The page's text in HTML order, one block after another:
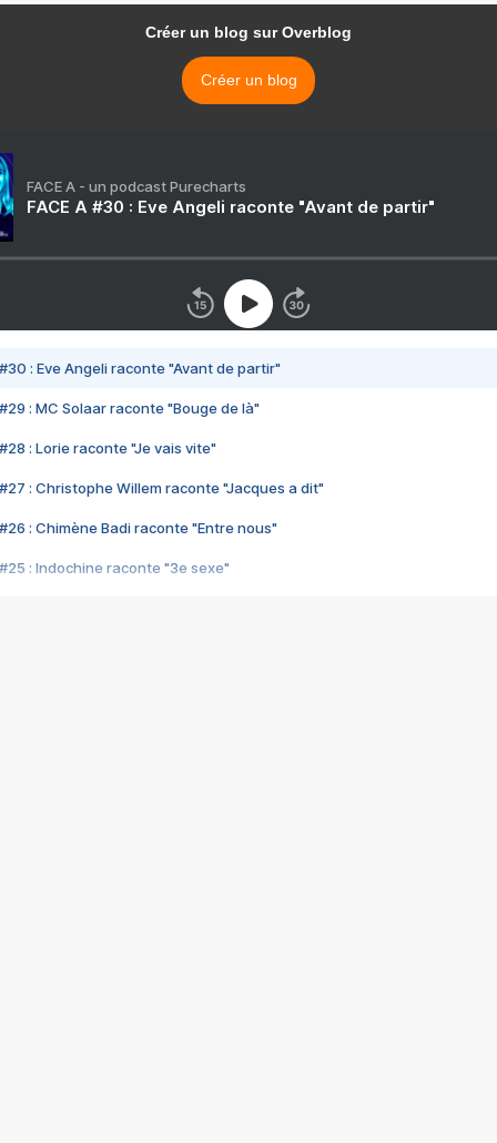
Créer un blog sur Overblog
Créer un blog
FACE A - un podcast Purecharts
FACE A #30 : Eve Angeli raconte "Avant de partir"
#30 : Eve Angeli raconte "Avant de partir"
#29 : MC Solaar raconte "Bouge de là"
#28 : Lorie raconte "Je vais vite"
#27 : Christophe Willem raconte "Jacques a dit"
#26 : Chimène Badi raconte "Entre nous"
#25 : Indochine raconte "3e sexe"